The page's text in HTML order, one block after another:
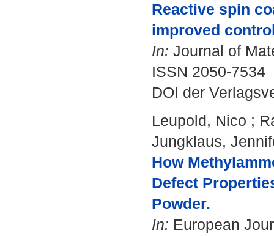
Reactive spin
improved
In: Journal of
ISSN 2050-7534
DOI der
Leupold, Nico ;
Jungklaus,
How
Defect
Powder.
In: European